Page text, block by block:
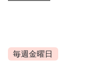
毎週金曜日